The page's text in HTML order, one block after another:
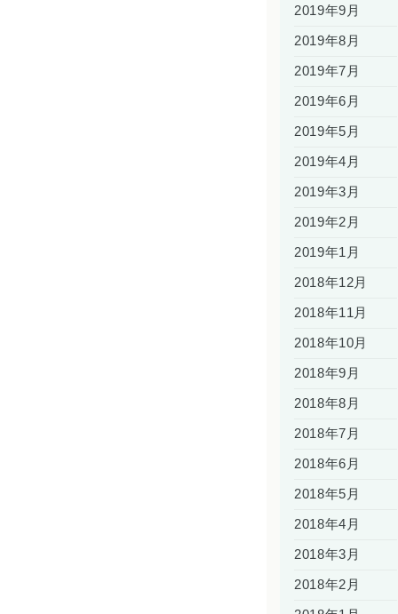
2019年9月
2019年8月
2019年7月
2019年6月
2019年5月
2019年4月
2019年3月
2019年2月
2019年1月
2018年12月
2018年11月
2018年10月
2018年9月
2018年8月
2018年7月
2018年6月
2018年5月
2018年4月
2018年3月
2018年2月